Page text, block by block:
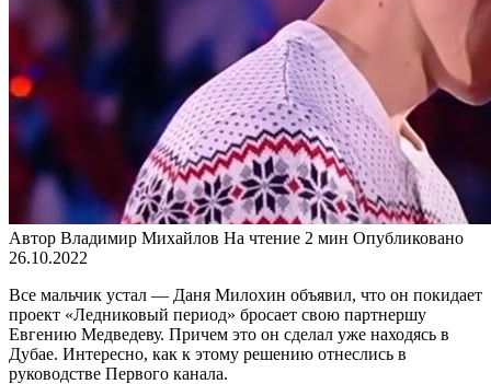
Автор Владимир Михайлов На чтение 2 мин Опубликовано
26.10.2022
Все мальчик устал — Даня Милохин объявил, что он покидает
проект «Ледниковый период» бросает свою партнершу
Евгению Медведеву. Причем это он сделал уже находясь в
Дубае. Интересно, как к этому решению отнеслись в
руководстве Первого канала.